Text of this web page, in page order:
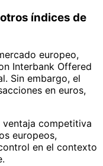
índices de
europeo,
Interbank Offered
Sin embargo, el
en euros,
competitiva
europeos,
en el contexto